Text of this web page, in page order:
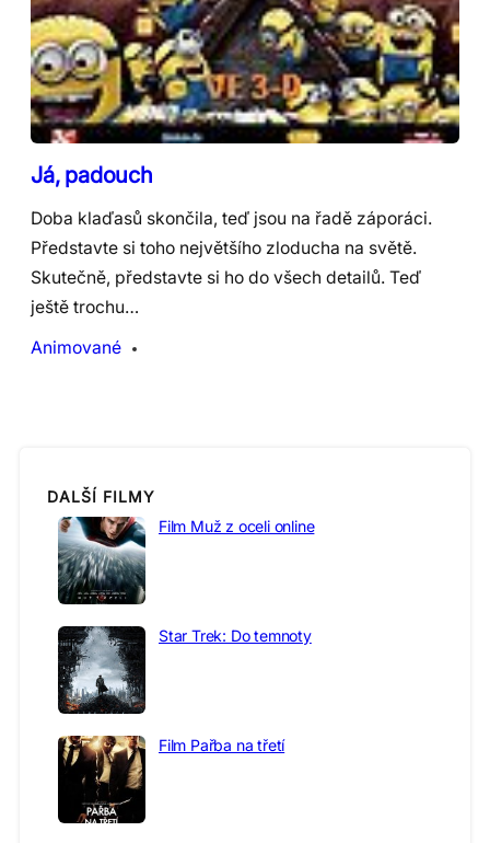
Já, padouch
Doba klaďasů skončila, teď jsou na řadě záporáci.
Představte si toho největšího zloducha na světě.
Skutečně, představte si ho do všech detailů. Teď
ještě trochu…
Animované
DALŠÍ FILMY
Film Muž z oceli online
Star Trek: Do temnoty
Film Pařba na třetí